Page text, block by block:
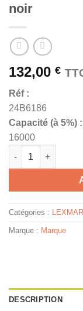
noir
132,00 €
Réf :
24B6186
Capacité (à 5%) :
16000
quantité de
Catégories :
Marque : Marque
DESCRIPTION